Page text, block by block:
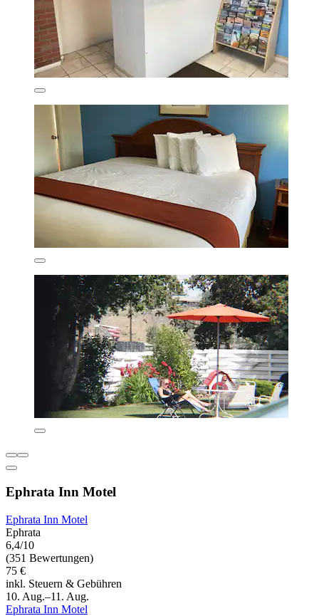
Ephrata Inn Motel
Ephrata Inn Motel
Ephrata
6,4/10
(351 Bewertungen)
75 €
inkl. Steuern & Gebühren
10. Aug.–11. Aug.
Ephrata Inn Motel